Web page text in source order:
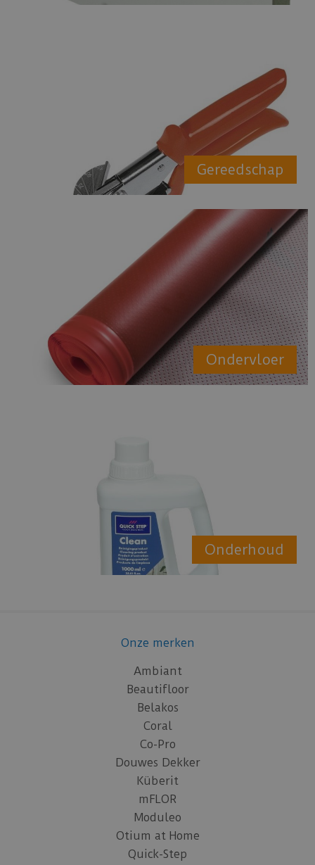
Gereedschap
Ondervloer
Onderhoud
Onze merken
Ambiant
Beautifloor
Belakos
Coral
Co-Pro
Douwes Dekker
Küberit
mFLOR
Moduleo
Otium at Home
Quick-Step